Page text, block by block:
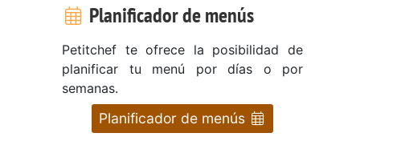
Planificador de menús
Petitchef te ofrece la posibilidad de
planificar tu menú por días o por
semanas.
Planificador de menús